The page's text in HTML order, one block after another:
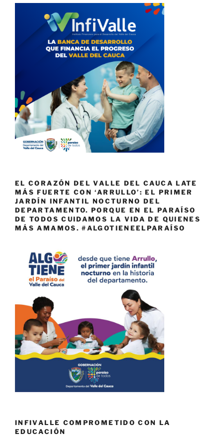
EL CORAZÓN DEL VALLE DEL CAUCA LATE
MÁS FUERTE CON ‘ARRULLO’: EL PRIMER
JARDÍN INFANTIL NOCTURNO DEL
DEPARTAMENTO. PORQUE EN EL PARAÍSO
DE TODOS CUIDAMOS LA VIDA DE QUIENES
MÁS AMAMOS. #ALGOTIENEELPARAÍSO
INFIVALLE COMPROMETIDO CON LA
EDUCACIÓN